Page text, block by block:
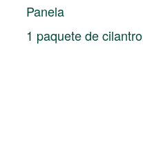
Panela
1 paquete de cilantro